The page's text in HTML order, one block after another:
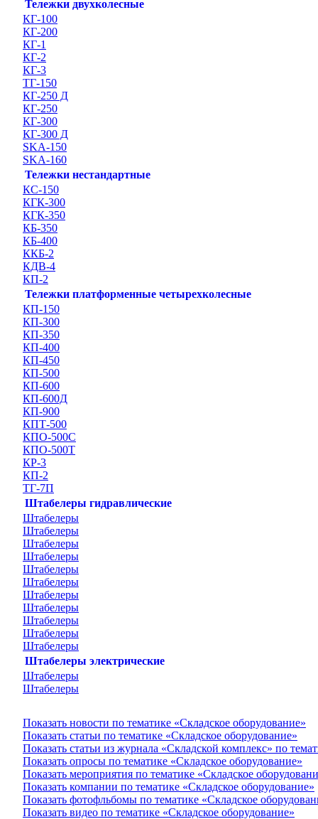
Тележки двухколесные
КГ-100
КГ-200
КГ-1
КГ-2
КГ-3
ТГ-150
КГ-250 Д
КГ-250
КГ-300
КГ-300 Д
SKA-150
SKA-160
Тележки нестандартные
КС-150
КГК-300
КГК-350
КБ-350
КБ-400
ККБ-2
КДВ-4
КП-2
Тележки платформенные четырехколесные
КП-150
КП-300
КП-350
КП-400
КП-450
КП-500
КП-600
КП-600Д
КП-900
КПТ-500
КПО-500С
КПО-500Т
КР-3
КП-2
ТГ-7П
Штабелеры гидравлические
Штабелеры
Штабелеры
Штабелеры
Штабелеры
Штабелеры
Штабелеры
Штабелеры
Штабелеры
Штабелеры
Штабелеры
Штабелеры
Штабелеры электрические
Штабелеры
Штабелеры
Показать новости по тематике «Складское оборудование»
Показать статьи по тематике «Складское оборудование»
Показать статьи из журнала «Складской комплекс» по
Показать опросы по тематике «Складское оборудование»
Показать мероприятия по тематике «Складское
Показать компании по тематике «Складское оборудование»
Показать фотофльбомы по тематике «Складское
Показать видео по тематике «Складское оборудование»